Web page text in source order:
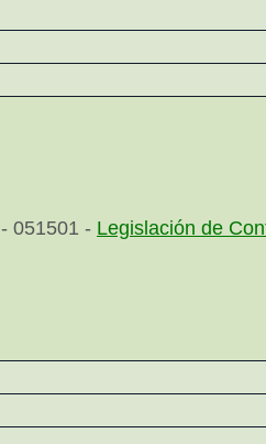
- 051501 - Legislación de